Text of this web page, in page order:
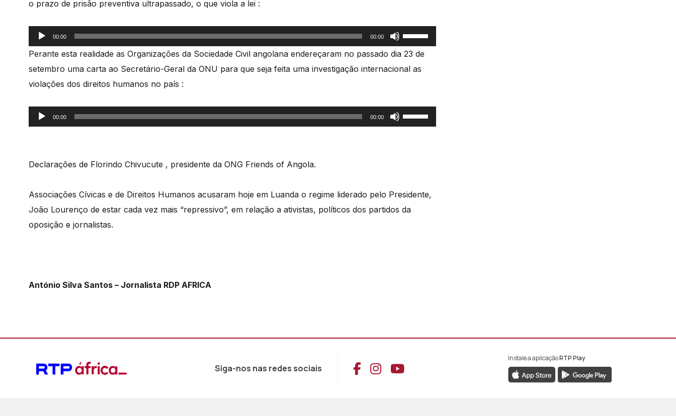
ou
o
volume.
o prazo de prisão preventiva ultrapassado, o que viola a lei :
Reprodutor
de
00:00 00:00
Use
as
aumentar
Perante esta realidade as Organizações da Sociedade Civil angolana endereçaram no passado dia 23 de
setembro uma carta ao Secretário-Geral da ONU para que seja feita uma investigação internacional as
violações dos direitos humanos no país :
Reprodutor
de
00:00 00:00
Use
as
Declarações de Florindo Chivucute , presidente da ONG Friends of Angola.
Associações Cívicas e de Direitos Humanos acusaram hoje em Luanda o regime liderado pelo Presidente,
João Lourenço de estar cada vez mais “repressivo”, em relação a ativistas, políticos dos partidos da
oposição e jornalistas.
António Silva Santos – Jornalista RDP AFRICA
Siga-nos nas redes sociais Aceder ao Facebook da RTP África
Aceder ao Instagram da RTP África
Aceder ao YouTube da RTP África
Instale a aplicaçãoRTP Play